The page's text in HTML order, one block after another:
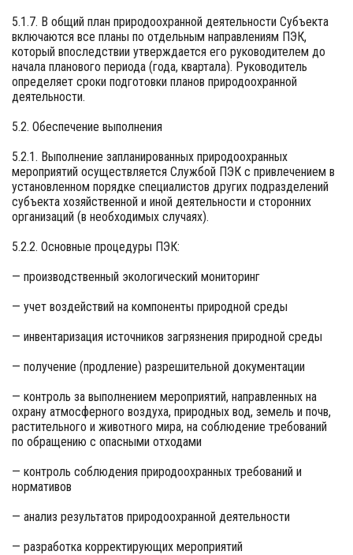
5.1.7. В общий план природоохранной деятельности Субъекта
включаются все планы по отдельным направлениям ПЭК,
который впоследствии утверждается его руководителем до
начала планового периода (года, квартала). Руководитель
определяет сроки подготовки планов природоохранной
деятельности.
5.2. Обеспечение выполнения
5.2.1. Выполнение запланированных природоохранных
мероприятий осуществляется Службой ПЭК с привлечением в
установленном порядке специалистов других подразделений
субъекта хозяйственной и иной деятельности и сторонних
организаций (в необходимых случаях).
5.2.2. Основные процедуры ПЭК:
— производственный экологический мониторинг
— учет воздействий на компоненты природной среды
— инвентаризация источников загрязнения природной среды
— получение (продление) разрешительной документации
— контроль за выполнением мероприятий, направленных на
охрану атмосферного воздуха, природных вод, земель и почв,
растительного и животного мира, на соблюдение требований
по обращению с опасными отходами
— контроль соблюдения природоохранных требований и
нормативов
— анализ результатов природоохранной деятельности
— разработка корректирующих мероприятий